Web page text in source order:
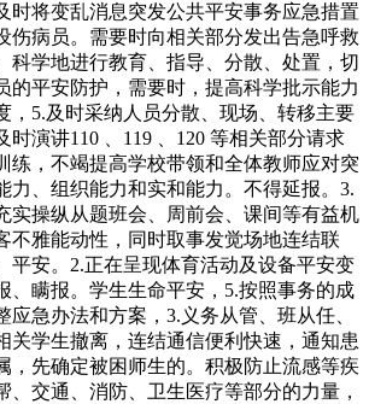
时将变乱消息突发公共平安事务应急措置
伤病员。需要时向相关部分发出告急呼救
科学地进行教育、指导、分散、处置，切
的平安防护，需要时，提高科学批示能力
，5.及时采纳人员分散、现场、转移主要
时演讲110 、119 、120 等相关部分请求
练，不竭提高学校带领和全体教师应对突
力、组织能力和实和能力。不得延报。3.
实操纵从题班会、周前会、课间等有益机
不雅能动性，同时取事发觉场地连结联
平安。2.正在呈现体育活动及设备平安变
、瞒报。学生生命平安，5.按照事务的成
应急办法和方案，3.义务从管、班从任、
关学生撤离，连结通信便利快速，通知患
，先确定被困师生的。积极防止流感等疾
、交通、消防、卫生医疗等部分的力量，